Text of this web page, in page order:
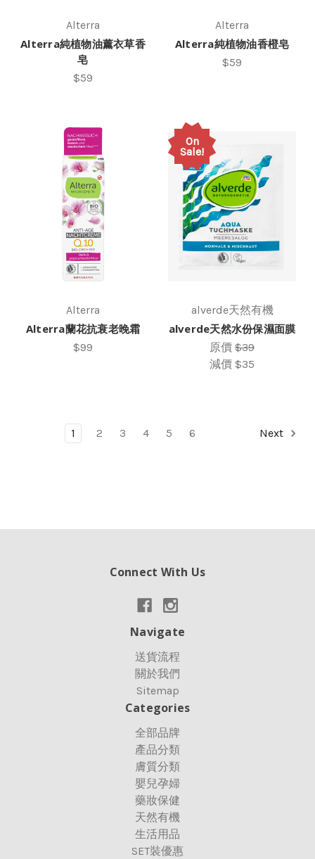
Alterra
Alterra純植物油薰衣草香
皂
$59
Alterra
Alterra純植物油香橙皂
$59
Alterra
Alterra蘭花抗衰老晚霜
$99
On
Sale!
alverde天然有機
alverde天然水份保濕面膜
原價 $39
減價 $35
1 2 3 4 5 6 Next
Connect With Us
Navigate
送貨流程
關於我們
Sitemap
Categories
全部品牌
產品分類
膚質分類
嬰兒孕婦
藥妝保健
天然有機
生活用品
SET裝優惠